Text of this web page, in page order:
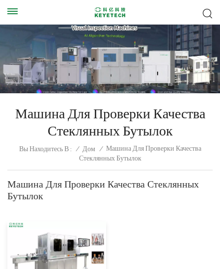
Машина Для Проверки Качества
Стеклянных Бутылок
Вы Находитесь В : / Дом / Машина Для Проверки Качества
Стеклянных Бутылок
Машина Для Проверки Качества Стеклянных
Бутылок